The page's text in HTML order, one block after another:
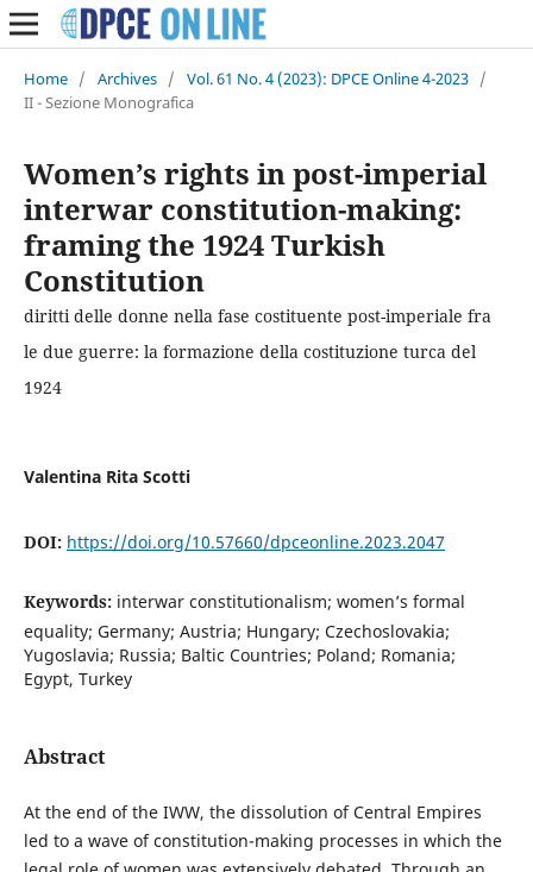
Home / Archives / Vol. 61 No. 4 (2023): DPCE Online 4-2023 /
II - Sezione Monografica
Women’s rights in post-imperial
interwar constitution-making:
framing the 1924 Turkish
Constitution
diritti delle donne nella fase costituente post-imperiale fra
le due guerre: la formazione della costituzione turca del
1924
Valentina Rita Scotti
DOI: https://doi.org/10.57660/dpceonline.2023.2047
Keywords: interwar constitutionalism; women’s formal
equality; Germany; Austria; Hungary; Czechoslovakia;
Yugoslavia; Russia; Baltic Countries; Poland; Romania;
Egypt, Turkey
Abstract
At the end of the IWW, the dissolution of Central Empires
led to a wave of constitution-making processes in which the